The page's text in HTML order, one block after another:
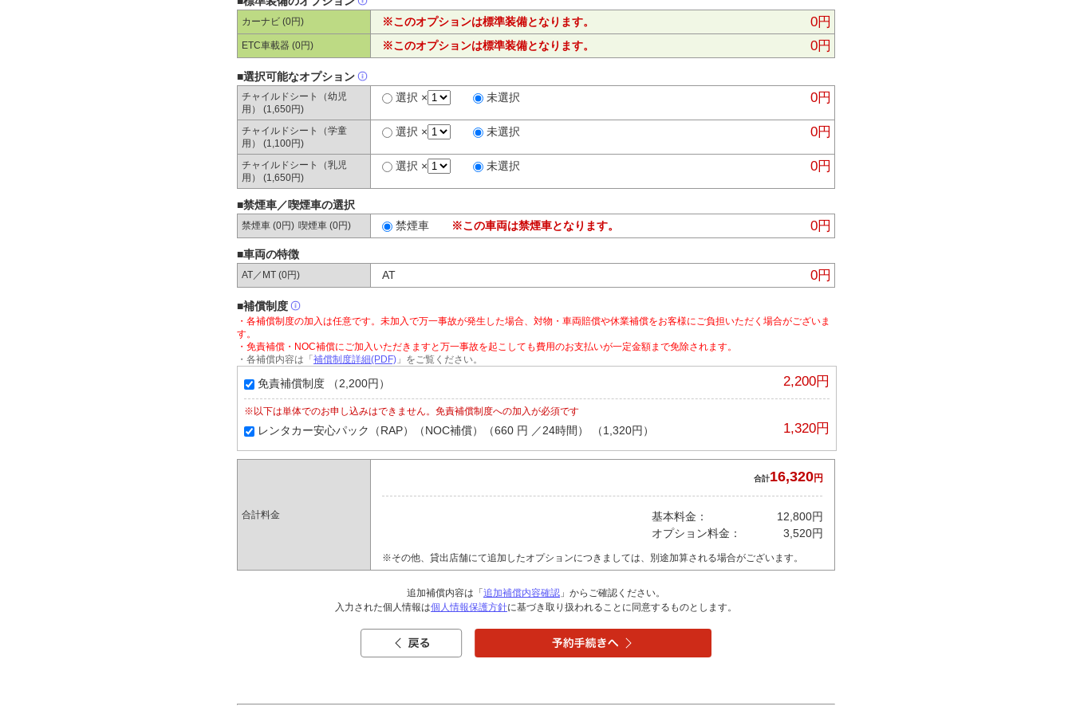
カーナビ (0円) ※このオプションは標準装備となります。 0円
ETC車載器 (0円) ※このオプションは標準装備となります。 0円
■選択可能なオプション
チャイルドシート（幼児
用） (1,650円)
選択 × 未選択 0円
チャイルドシート（学童
用） (1,100円)
選択 × 未選択 0円
チャイルドシート（乳児
用） (1,650円)
選択 × 未選択 0円
■禁煙車／喫煙車の選択
禁煙車 (0円) 喫煙車 (0円) 禁煙車 ※この車両は禁煙車となります。 0円
■車両の特徴
AT／MT (0円) AT 0円
■補償制度
・各補償制度の加入は任意です。未加入で万一事故が発生した場合、対物・車両賠償や休業補償をお客様にご負担いただく場合がございま
す。
・免責補償・NOC補償にご加入いただきますと万一事故を起こしても費用のお支払いが一定金額まで免除されます。
・各補償内容は「 補償制度詳細(PDF) 」をご覧ください。
免責補償制度 （2,200円） 2,200円
※以下は単体でのお申し込みはできません。免責補償制度への加入が必須です
レンタカー安心パック（RAP）（NOC補償）（660 円 ／24時間） （1,320円） 1,320円
合計料金
合計16,320円
基本料金：
12,800円
オプション料金：
3,520円
※その他、貸出店舗にて追加したオプションにつきましては、別途加算される場合がございます。
追加補償内容は「 追加補償内容確認 」からご確認ください。
入力された個人情報は個人情報保護方針に基づき取り扱われることに同意するものとします。